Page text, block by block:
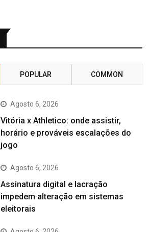
POPULAR COMMON
Agosto 6, 2026
Vitória x Athletico: onde assistir,
horário e prováveis escalações do
jogo
Agosto 6, 2026
Assinatura digital e lacração
impedem alteração em sistemas
eleitorais